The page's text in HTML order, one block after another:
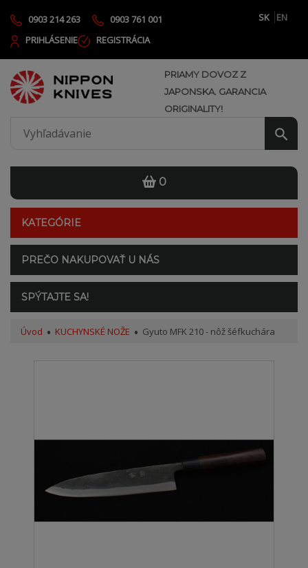
0903 214 263 0903 761 001 SK
EN
PRIHLÁSENIE
REGISTRÁCIA
PRIAMY DOVOZ Z
JAPONSKA. GARANCIA
ORIGINALITY!
0
KATEGÓRIE
PREČO NAKUPOVAŤ U NÁS
SPÝTAJTE SA!
Úvod KUCHYNSKÉ NOŽE Gyuto MFK 210 - nôž šéfkuchára